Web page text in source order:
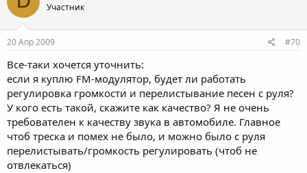
Участник
20 Апр 2009 #70
Все-таки хочется уточнить:
если я куплю FM-модулятор, будет ли работать
регулировка громкости и перелистывание песен с руля?
У кого есть такой, скажите как качество? Я не очень
требователен к качеству звука в автомобиле. Главное
чтоб треска и помех не было, и можно было с руля
перелистывать/громкость регулировать (чтоб не
отвлекаться)